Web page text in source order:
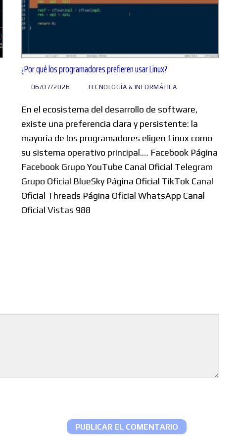
¿Por qué los programadores prefieren usar Linux?
06/07/2026 TECNOLOGÍA & INFORMÁTICA
En el ecosistema del desarrollo de software,
existe una preferencia clara y persistente: la
mayoría de los programadores eligen Linux como
su sistema operativo principal.… Facebook Página
Facebook Grupo YouTube Canal Oficial Telegram
Grupo Oficial BlueSky Página Oficial TikTok Canal
Oficial Threads Página Oficial WhatsApp Canal
Oficial Vistas 988